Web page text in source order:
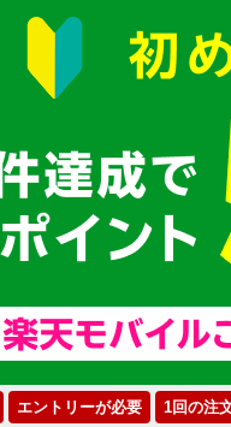
エントリーが必要 1回の注